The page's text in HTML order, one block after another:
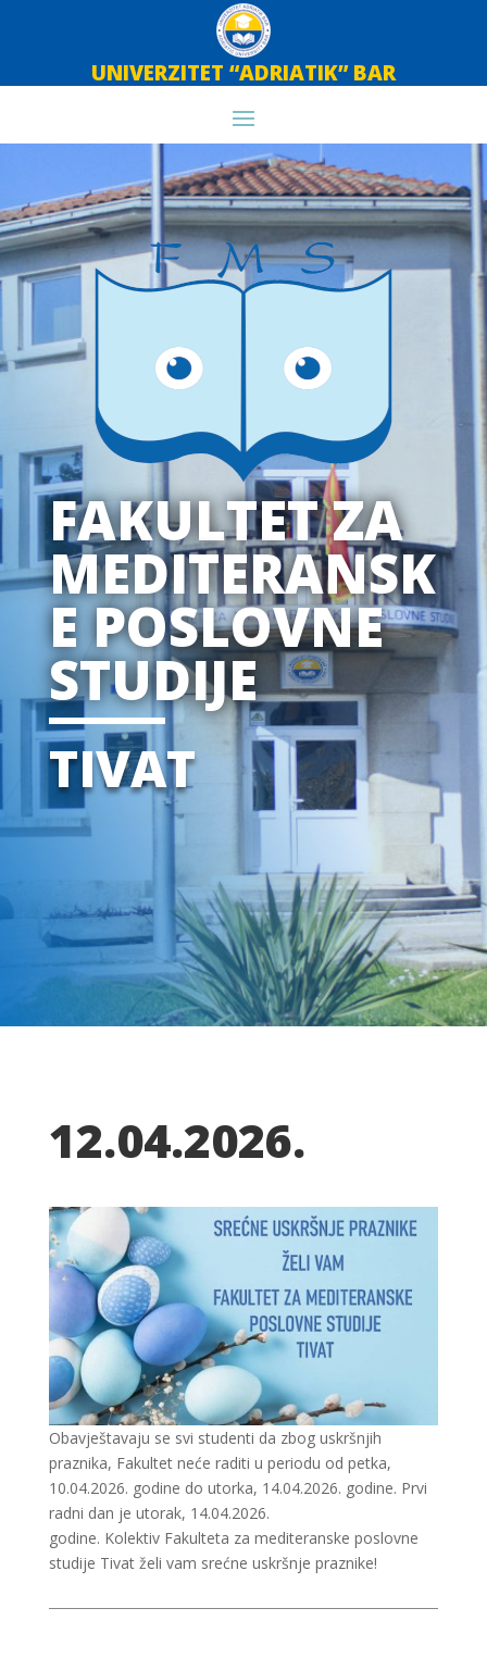
UNIVERZITET “ADRIATIK” BAR
FAKULTET ZA
MEDITERANSK
E POSLOVNE
STUDIJE
TIVAT
12.04.2026.
Obavještavaju se svi studenti da zbog uskršnjih
praznika, Fakultet neće raditi u periodu od petka,
10.04.2026. godine do utorka, 14.04.2026. godine. Prvi
radni dan je utorak, 14.04.2026.
godine. Kolektiv Fakulteta za mediteranske poslovne
studije Tivat želi vam srećne uskršnje praznike!